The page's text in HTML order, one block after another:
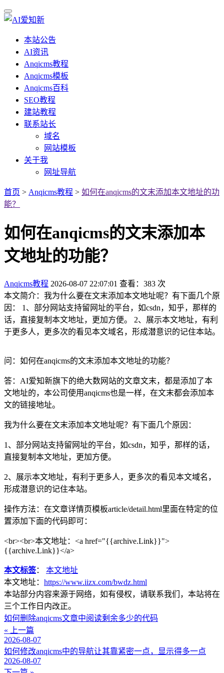
本站公告
AI资讯
Anqicms教程
Anqicms模板
Anqicms百科
SEO教程
建站教程
联系站长
域名
网站模板
关于我
网址导航
首页 > Anqicms教程 > 如何在anqicms的文末添加本文地址的功
能？
如何在anqicms的文末添加本
文地址的功能？
Anqicms教程 2026-08-07 22:07:01 查看：383 次
本文简介：我为什么要在文末添加本文地址呢？有下面几个原
因： 1、部分网站支持留网址的平台，如csdn，知乎，那样的
话，直接复制本文地址，更加方便。 2、展示本文地址，有利
于更多人，更多次的看见本文域名，形成潜意识的记住本站。
问：如何在anqicms的文末添加本文地址的功能？
答：AI爱知新旗下的绝大数网站的文章文末，都是添加了本
文地址的，本公司使用anqicms也是一样，在文末都会添加本
文的链接地址。
我为什么要在文末添加本文地址呢？有下面几个原因：
1、部分网站支持留网址的平台，如csdn，知乎，那样的话，
直接复制本文地址，更加方便。
2、展示本文地址，有利于更多人，更多次的看见本文域名，
形成潜意识的记住本站。
操作方法：在文章详情页模板article/detail.html里面在特定的位
置添加下面的代码即可：
<br><br>本文地址：<a href="{{archive.Link}}">
{{archive.Link}}</a>
本文标签： 本文地址
本文地址： https://www.iizx.com/bwdz.html
本站部分内容来源于网络，如有侵权，请联系我们，本站将在
三个工作日内改正。
如何删除anqicms文章中阅读剩余多少的代码
« 上一篇
2026-08-07
如何修改anqicms中的导航让其靠紧密一点，显示得多一点
2026-08-07